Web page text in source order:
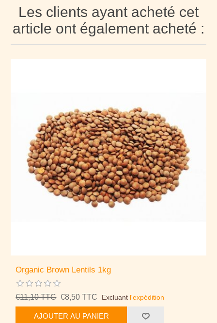
Les clients ayant acheté cet
article ont également acheté :
Organic Brown Lentils 1kg
€11,10 TTC €8,50 TTC Excluant l'expédition
AJOUTER AU PANIER